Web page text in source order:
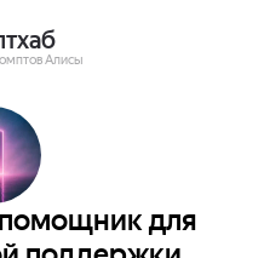
Алисы
для